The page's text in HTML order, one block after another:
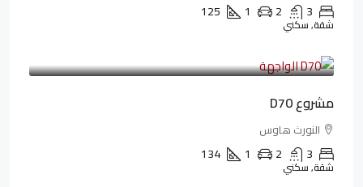
3
2
1
125
شقة, سكني
3,510,800LE
مشروع D70
النورث هاوس
3
2
1
134
شقة, سكني